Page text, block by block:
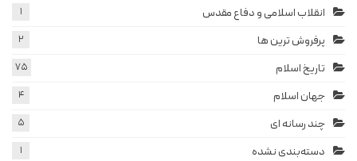
انقلاب اسلامی و دفاع مقدس 1
پرفروش ترین ها 2
تاریخ اسلام 75
جهان اسلام 4
چند رسانه ای 5
دسته‌بندی نشده 1